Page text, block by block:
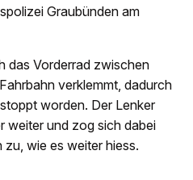
Graubünden am
das Vorderrad zwischen
verklemmt, dadurch
worden. Der Lenker
weiter und zog sich dabei
wie es weiter hiess.